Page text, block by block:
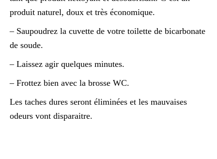
produit naturel, doux et très économique.
– Saupoudrez la cuvette de votre toilette de bicarbonate
de soude.
– Laissez agir quelques minutes.
– Frottez bien avec la brosse WC.
Les taches dures seront éliminées et les mauvaises
odeurs vont disparaitre.